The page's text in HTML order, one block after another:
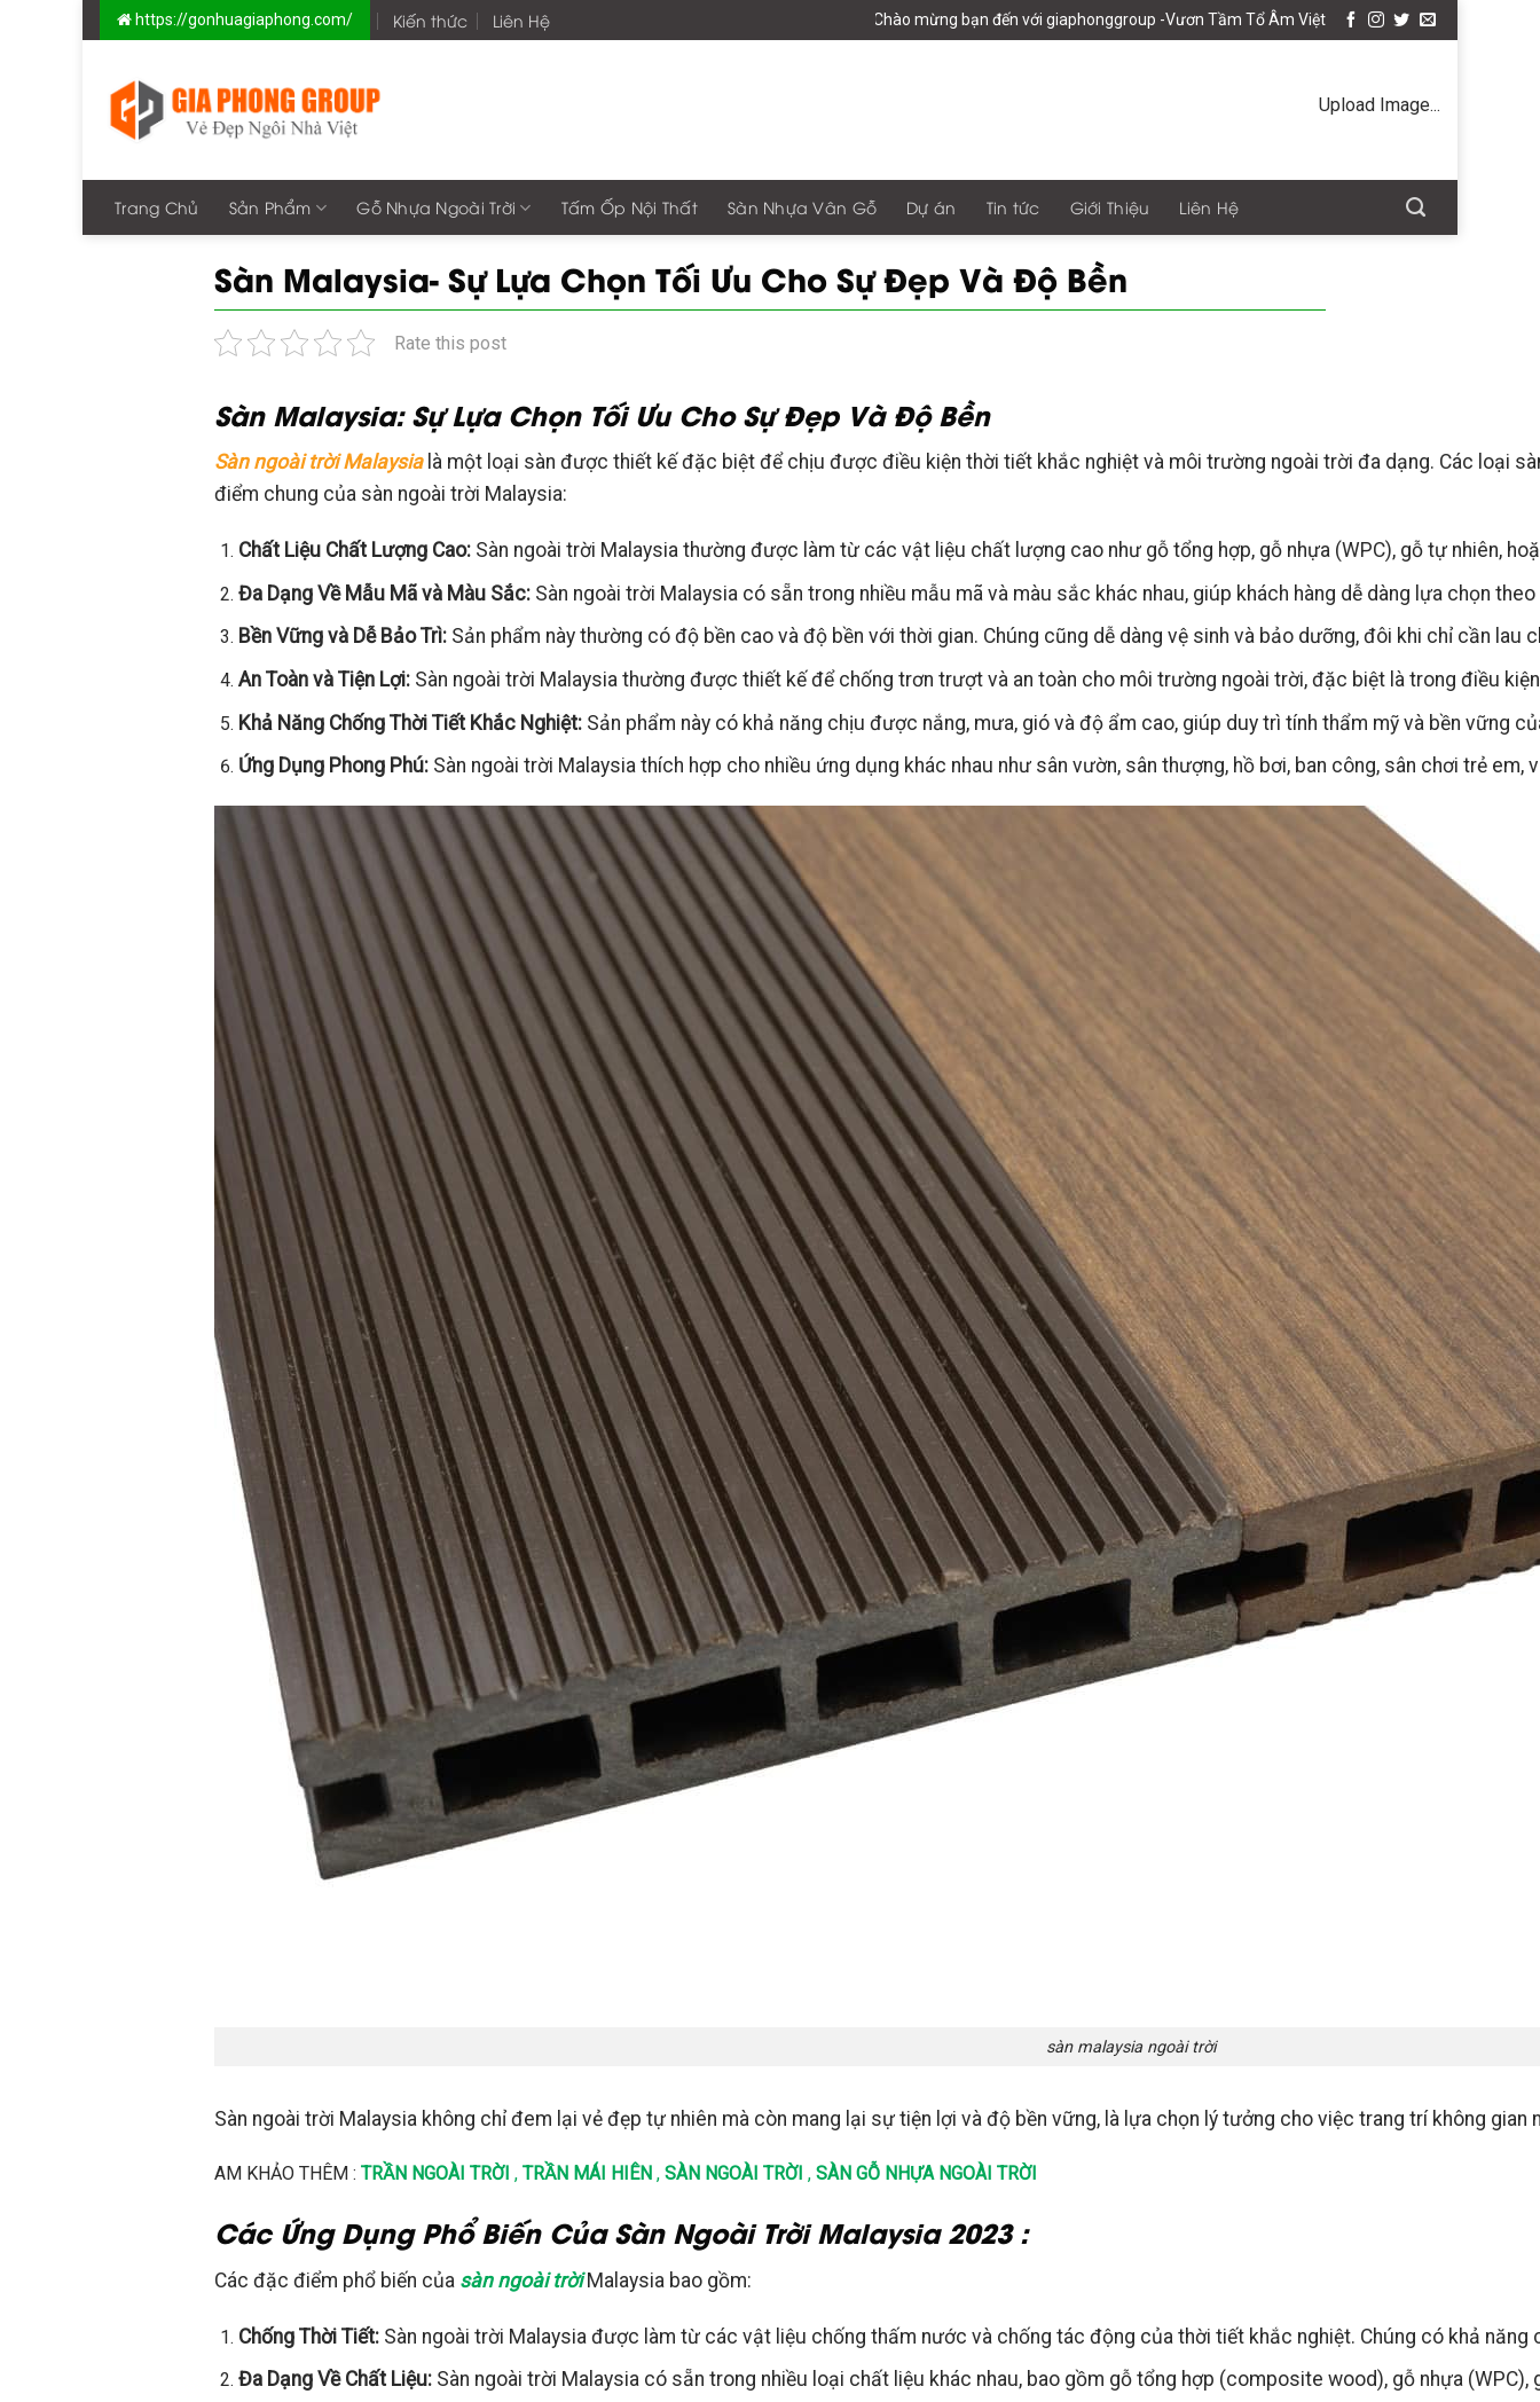
to
https://gonhuagiaphong.com/ Kiến thức Liên Hệ Chào mừng bạn đến với giaphonggroup -Vươn Tầm Tổ Âm Việt
Upload Image...
Trang Chủ Sản Phẩm Gỗ Nhựa Ngoài Trời Tấm Ốp Nội Thất Sàn Nhựa Vân Gỗ Dự án Tin tức Giới Thiệu Liên Hệ
Sàn Malaysia- Sự Lựa Chọn Tối Ưu Cho Sự Đẹp Và Độ Bền
Rate this post
Sàn Malaysia: Sự Lựa Chọn Tối Ưu Cho Sự Đẹp Và Độ Bền
Sàn ngoài trời Malaysia là một loại sàn được thiết kế đặc biệt để chịu được điều kiện thời tiết khắc nghiệt và môi trường ngoài trời đa dạng. Các
điểm chung của sàn ngoài trời Malaysia:
Chất Liệu Chất Lượng Cao:Sàn ngoài trời Malaysia thường được làm từ các vật liệu chất lượng cao như gỗ tổng hợp, gỗ nhựa (WPC), gỗ tự nhiên,
Đa Dạng Về Mẫu Mã và Màu Sắc:Sàn ngoài trời Malaysia có sẵn trong nhiều mẫu mã và màu sắc khác nhau, giúp khách hàng dễ dàng lựa chọn
Bền Vững và Dễ Bảo Trì:Sản phẩm này thường có độ bền cao và độ bền với thời gian. Chúng cũng dễ dàng vệ sinh và bảo dưỡng, đôi khi chỉ cần lau
An Toàn và Tiện Lợi:Sàn ngoài trời Malaysia thường được thiết kế để chống trơn trượt và an toàn cho môi trường ngoài trời, đặc biệt là trong điều
Khả Năng Chống Thời Tiết Khắc Nghiệt:Sản phẩm này có khả năng chịu được nắng, mưa, gió và độ ẩm cao, giúp duy trì tính thẩm mỹ và bền vững
Ứng Dụng Phong Phú:Sàn ngoài trời Malaysia thích hợp cho nhiều ứng dụng khác nhau như sân vườn, sân thượng, hồ bơi, ban công, sân chơi trẻ em,
sàn malaysia ngoài trời
Sàn ngoài trời Malaysia không chỉ đem lại vẻ đẹp tự nhiên mà còn mang lại sự tiện lợi và độ bền vững, là lựa chọn lý tưởng cho việc trang trí không
AM KHẢO THÊM : TRẦN NGOÀI TRỜI , TRẦN MÁI HIÊN , SÀN NGOÀI TRỜI , SÀN GỖ NHỰA NGOÀI TRỜI
Các Ứng Dụng Phổ Biến Của Sàn Ngoài Trời Malaysia 2023 :
Các đặc điểm phổ biến của sàn ngoài trờiMalaysia bao gồm:
Chống Thời Tiết:Sàn ngoài trời Malaysia được làm từ các vật liệu chống thấm nước và chống tác động của thời tiết khắc nghiệt. Chúng có khả
Đa Dạng Về Chất Liệu:Sàn ngoài trời Malaysia có sẵn trong nhiều loại chất liệu khác nhau, bao gồm gỗ tổng hợp (composite wood), gỗ nhựa